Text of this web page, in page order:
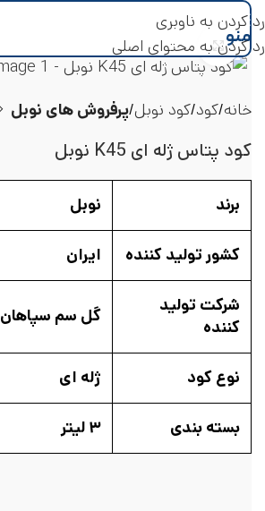
رد کردن به ناوبری
رد کردن به محتوای اصلی
منو بزرگنمایی تصویر
خانه کود کود نوبل پرفروش های نوبل
کود پتاس ژله ای K45 نوبل
برند نوبل
کشور تولید کننده ایران
شرکت تولید
کننده
گل سم سپاهان
نوع کود ژله ای
بسته بندی ۳ لیتر